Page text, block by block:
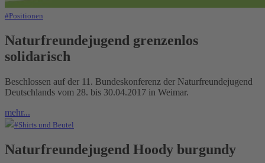
#Positionen
Naturfreundejugend grenzenlos
solidarisch
Beschlossen auf der 11. Bundeskonferenz der Naturfreundejugend
Deutschlands vom 28. bis 30.04.2017 in Weimar.
mehr...
#Shirts und Beutel
Naturfreundejugend Hoody burgundy